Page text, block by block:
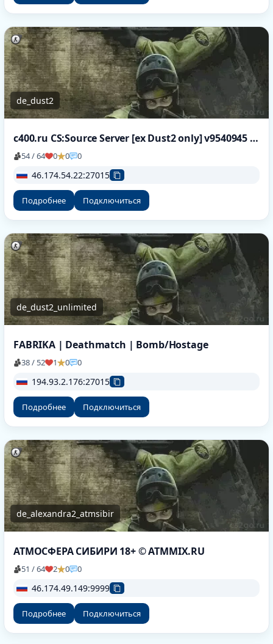
de_dust2
c400.ru CS:Source Server [ex Dust2 only] v9540945 [HLstatsX]
54 / 64 0 0 0
46.174.54.22:27015
Подробнее Подключиться
de_dust2_unlimited
FABRIKA | Deathmatch | Bomb/Hostage
38 / 52 1 0 0
194.93.2.176:27015
Подробнее Подключиться
de_alexandra2_atmsibir
АТМОСФЕРА СИБИРИ 18+ © ATMMIX.RU
51 / 64 2 0 0
46.174.49.149:9999
Подробнее Подключиться